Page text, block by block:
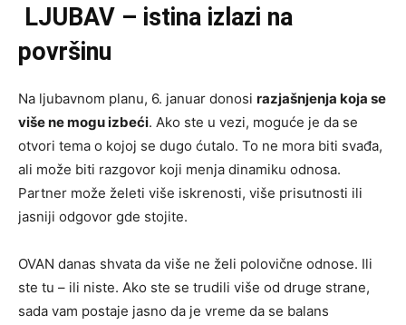
LJUBAV – istina izlazi na
površinu
Na ljubavnom planu, 6. januar donosi razjašnjenja koja se
više ne mogu izbeći. Ako ste u vezi, moguće je da se
otvori tema o kojoj se dugo ćutalo. To ne mora biti svađa,
ali može biti razgovor koji menja dinamiku odnosa.
Partner može želeti više iskrenosti, više prisutnosti ili
jasniji odgovor gde stojite.
OVAN danas shvata da više ne želi polovične odnose. Ili
ste tu – ili niste. Ako ste se trudili više od druge strane,
sada vam postaje jasno da je vreme da se balans